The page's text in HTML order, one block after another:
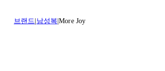
브랜드 남성복 More Joy